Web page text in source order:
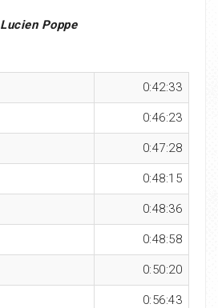
Lucien Poppe
0:42:33
0:46:23
0:47:28
0:48:15
0:48:36
0:48:58
0:50:20
0:56:43